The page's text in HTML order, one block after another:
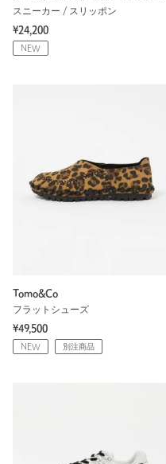
スニーカー / スリッポン
¥24,200
NEW
Tomo&Co
フラットシューズ
¥49,500
NEW 別注商品